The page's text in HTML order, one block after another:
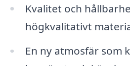
Kvalitet och
högkvalitativt
En ny atmosfär som